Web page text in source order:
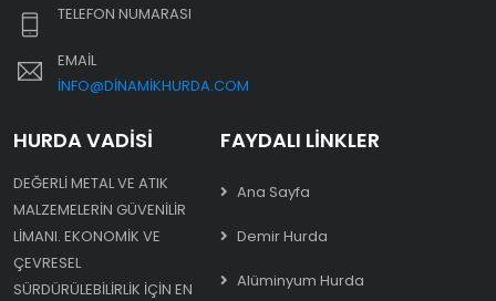
TELEFON NUMARASI
EMAIL
INFO@DINAMIKHURDA.COM
HURDA VADISI
DEĞERLI METAL VE ATIK
MALZEMELERIN GÜVENILIR
LIMANI. EKONOMIK VE
ÇEVRESEL
SÜRDÜRÜLEBILIRLIK IÇIN EN
FAYDALI LINKLER
Ana Sayfa
Demir Hurda
Alüminyum Hurda